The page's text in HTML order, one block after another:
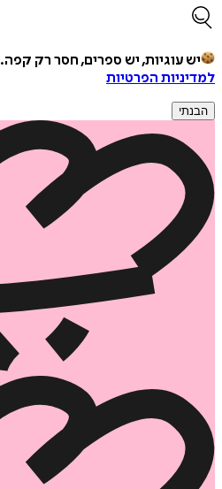
יש עוגיות, יש ספרים, חסר רק קפה.
למדיניות הפרטיות
הבנתי